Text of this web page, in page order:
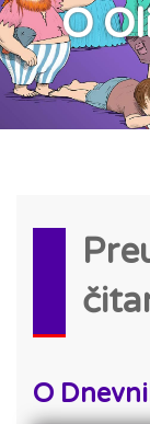
O
O